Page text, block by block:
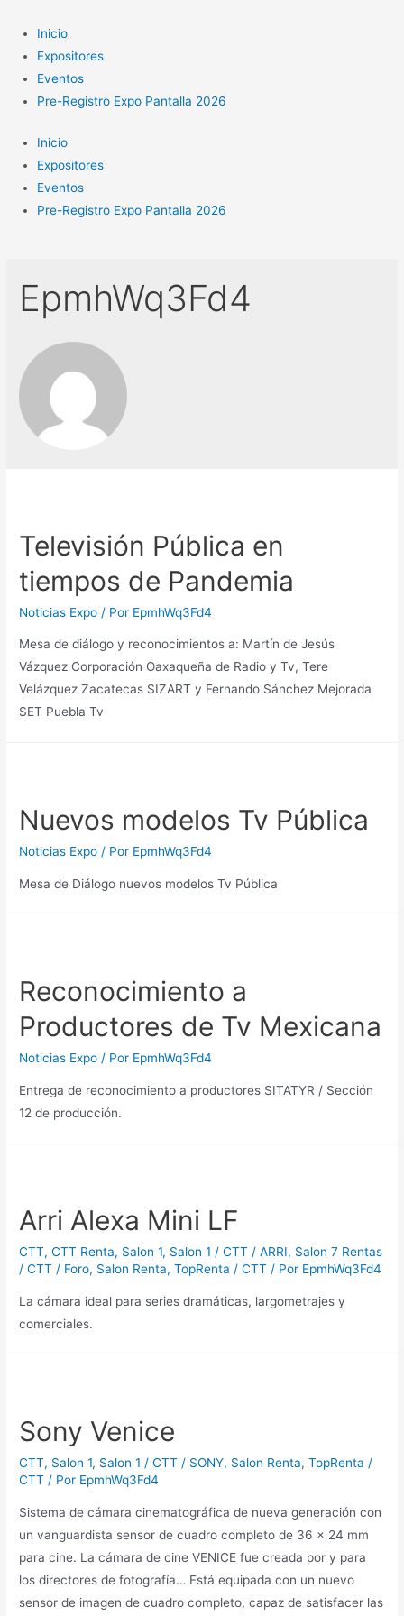
contenido
Inicio
Expositores
Eventos
Pre-Registro Expo Pantalla 2026
Inicio
Expositores
Eventos
Pre-Registro Expo Pantalla 2026
EpmhWq3Fd4
Televisión Pública en
tiempos de Pandemia
Noticias Expo / Por EpmhWq3Fd4
Mesa de diálogo y reconocimientos a: Martín de Jesús
Vázquez Corporación Oaxaqueña de Radio y Tv, Tere
Velázquez Zacatecas SIZART y Fernando Sánchez Mejorada
SET Puebla Tv
Nuevos modelos Tv Pública
Noticias Expo / Por EpmhWq3Fd4
Mesa de Diálogo nuevos modelos Tv Pública
Reconocimiento a
Productores de Tv Mexicana
Noticias Expo / Por EpmhWq3Fd4
Entrega de reconocimiento a productores SITATYR / Sección
12 de producción.
Arri Alexa Mini LF
CTT,CTT Renta, Salon 1, Salon 1 / CTT / ARRI, Salon 7 Rentas
/ CTT / Foro, Salon Renta,TopRenta / CTT / Por EpmhWq3Fd4
La cámara ideal para series dramáticas, largometrajes y
comerciales.
Sony Venice
CTT, Salon 1, Salon 1 / CTT / SONY, Salon Renta,TopRenta /
CTT / Por EpmhWq3Fd4
Sistema de cámara cinematográfica de nueva generación con
un vanguardista sensor de cuadro completo de 36 x 24 mm
para cine. La cámara de cine VENICE fue creada por y para
los directores de fotografía… Está equipada con un nuevo
sensor de imagen de cuadro completo, capaz de satisfacer las